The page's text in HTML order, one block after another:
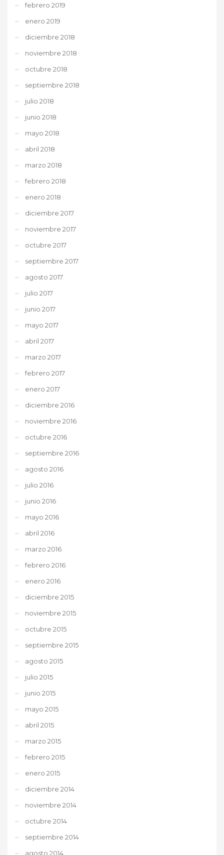
febrero 2019
enero 2019
diciembre 2018
noviembre 2018
octubre 2018
septiembre 2018
julio 2018
junio 2018
mayo 2018
abril 2018
marzo 2018
febrero 2018
enero 2018
diciembre 2017
noviembre 2017
octubre 2017
septiembre 2017
agosto 2017
julio 2017
junio 2017
mayo 2017
abril 2017
marzo 2017
febrero 2017
enero 2017
diciembre 2016
noviembre 2016
octubre 2016
septiembre 2016
agosto 2016
julio 2016
junio 2016
mayo 2016
abril 2016
marzo 2016
febrero 2016
enero 2016
diciembre 2015
noviembre 2015
octubre 2015
septiembre 2015
agosto 2015
julio 2015
junio 2015
mayo 2015
abril 2015
marzo 2015
febrero 2015
enero 2015
diciembre 2014
noviembre 2014
octubre 2014
septiembre 2014
agosto 2014